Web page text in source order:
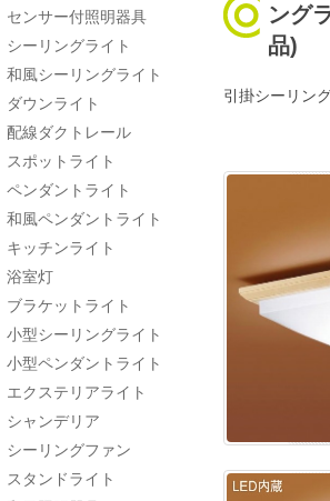
センサー付照明器具
シーリングライト
和風シーリングライト
ダウンライト
配線ダクトレール
スポットライト
ペンダントライト
和風ペンダントライト
キッチンライト
浴室灯
ブラケットライト
小型シーリングライト
小型ペンダントライト
エクステリアライト
シャンデリア
シーリングファン
スタンドライト
引掛シーリン
ング
品)